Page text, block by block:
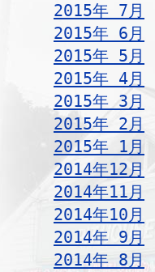
2015年 7月
2015年 6月
2015年 5月
2015年 4月
2015年 3月
2015年 2月
2015年 1月
2014年12月
2014年11月
2014年10月
2014年 9月
2014年 8月